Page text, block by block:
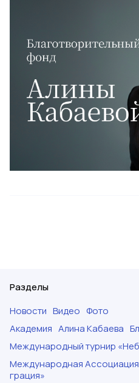
Разделы
Новости Видео Фото
Академия Алина Кабаева
Международный турнир
Международная
грация»